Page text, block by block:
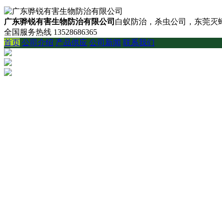
广东骅锐有害生物防治有限公司 白蚁防治，杀虫公司，东莞灭
全国服务热线 13528686365
首页 公司介绍 产品供应 公司新闻 联系我们